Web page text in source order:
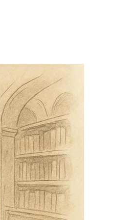
서 전복 사고…60대·20대 등
2
김민석, 제주·인천서도 1위…'
위에 정청래와 격차 벌렸다
3
장동혁 "결혼 패널티, 이재명
고 이제 와 유체이탈"
4
사랑인 줄 알았는데 사기였다
3750건 정지
5
'폐버스 청년주택' 황희에 분
냐, 네 자식이랑 살아라"